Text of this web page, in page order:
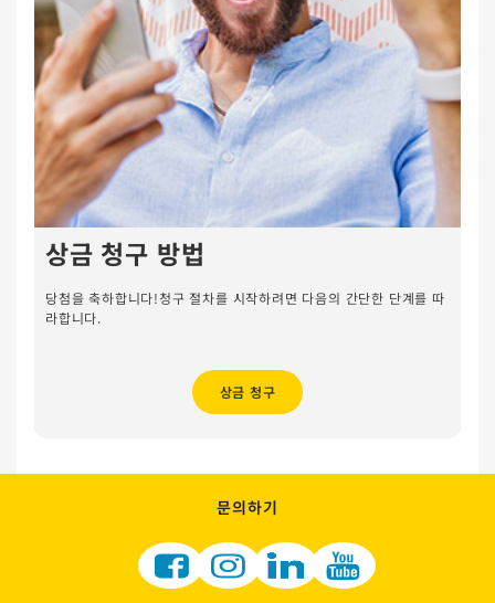
상금 청구 방법
당첨을 축하합니다!청구 절차를 시작하려면 다음의 간단한 단계를 따
라합니다.
상금 청구
문의하기